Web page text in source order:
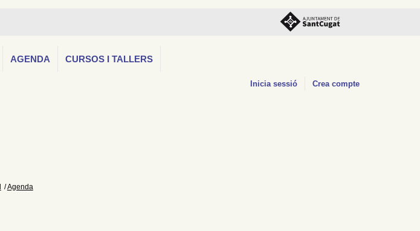
AGENDA CURSOS I TALLERS
Inicia sessió Crea compte
Agenda